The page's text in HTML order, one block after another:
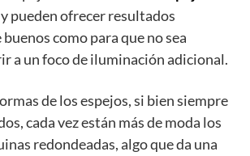
y pueden ofrecer resultados
como para que no sea
a un foco de iluminación adicional.
de los espejos, si bien siempre
cada vez están más de moda los
redondeadas, algo que da una